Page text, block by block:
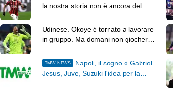
la nostra storia non è ancora del
Udinese, Okoye è tornato a lavorare
in gruppo. Ma domani non giocherà
TMW NEWS
Napoli, il sogno è Gabriel
Jesus, Juve, Suzuki l'idea per la